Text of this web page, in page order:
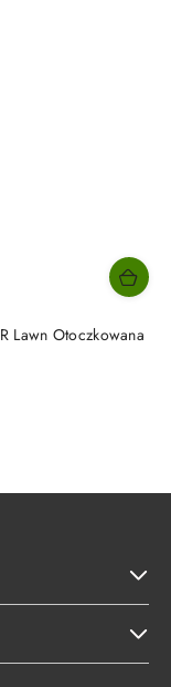
Lawn Otoczkowana